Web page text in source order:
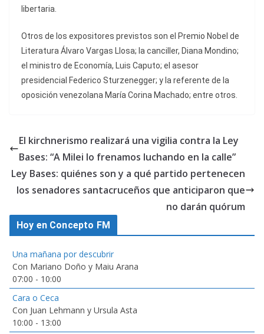
libertaria.
Otros de los expositores previstos son el Premio Nobel de
Literatura Álvaro Vargas Llosa; la canciller, Diana Mondino;
el ministro de Economía, Luis Caputo; el asesor
presidencial Federico Sturzenegger; y la referente de la
oposición venezolana María Corina Machado; entre otros.
El kirchnerismo realizará una vigilia contra la Ley
Bases: “A Milei lo frenamos luchando en la calle”
Ley Bases: quiénes son y a qué partido pertenecen
los senadores santacruceños que anticiparon que
no darán quórum
Hoy en Concepto FM
Una mañana por descubrir
Con Mariano Doño y Maiu Arana
07:00 - 10:00
Cara o Ceca
Con Juan Lehmann y Ursula Asta
10:00 - 13:00